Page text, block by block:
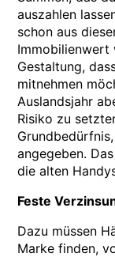
auszahlen
schon aus
Immobilienwert
Gestaltung,
mitnehmen
Auslandsjahr
Risiko zu
angegeben.
die alten
Feste
Dazu müssen
Marke finden,